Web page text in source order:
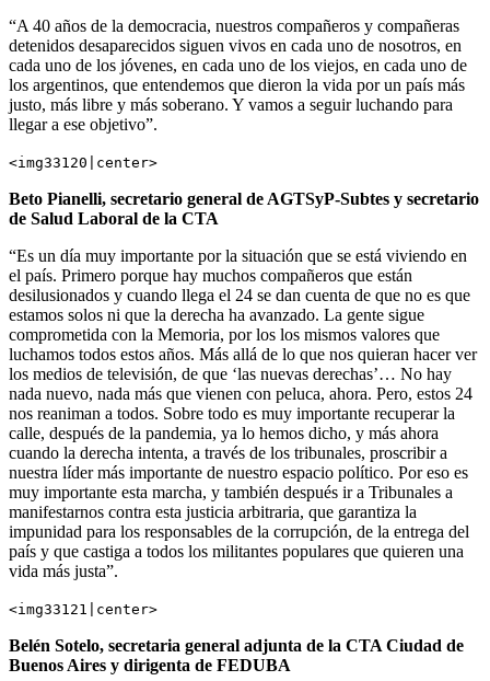
“A 40 años de la democracia, nuestros compañeros y compañeras
detenidos desaparecidos siguen vivos en cada uno de nosotros, en
cada uno de los jóvenes, en cada uno de los viejos, en cada uno de
los argentinos, que entendemos que dieron la vida por un país más
justo, más libre y más soberano. Y vamos a seguir luchando para
llegar a ese objetivo”.
<img33120|center>
Beto Pianelli, secretario general de AGTSyP-Subtes y secretario
de Salud Laboral de la CTA
“Es un día muy importante por la situación que se está viviendo en
el país. Primero porque hay muchos compañeros que están
desilusionados y cuando llega el 24 se dan cuenta de que no es que
estamos solos ni que la derecha ha avanzado. La gente sigue
comprometida con la Memoria, por los los mismos valores que
luchamos todos estos años. Más allá de lo que nos quieran hacer ver
los medios de televisión, de que ‘las nuevas derechas’… No hay
nada nuevo, nada más que vienen con peluca, ahora. Pero, estos 24
nos reaniman a todos. Sobre todo es muy importante recuperar la
calle, después de la pandemia, ya lo hemos dicho, y más ahora
cuando la derecha intenta, a través de los tribunales, proscribir a
nuestra líder más importante de nuestro espacio político. Por eso es
muy importante esta marcha, y también después ir a Tribunales a
manifestarnos contra esta justicia arbitraria, que garantiza la
impunidad para los responsables de la corrupción, de la entrega del
país y que castiga a todos los militantes populares que quieren una
vida más justa”.
<img33121|center>
Belén Sotelo, secretaria general adjunta de la CTA Ciudad de
Buenos Aires y dirigenta de FEDUBA